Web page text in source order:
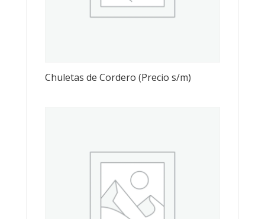
Chuletas de Cordero (Precio s/m)